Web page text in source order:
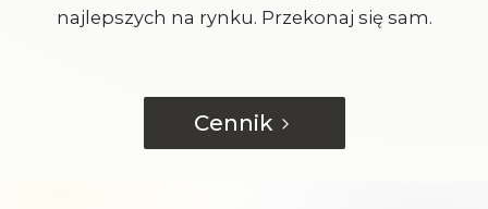
najlepszych na rynku. Przekonaj się sam.
Cennik